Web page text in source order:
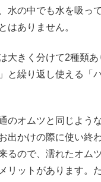
水の中でも水を吸っ
はありません。
大きく分けて2種類
と繰り返し使える「
のオムツと同じよう
出かけの際に使い終
るので、濡れたオム
リットがあります。